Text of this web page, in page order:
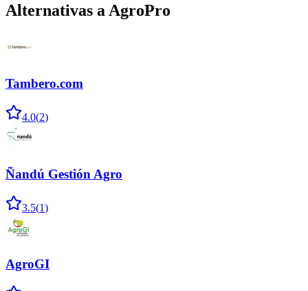
Alternativas a AgroPro
Tambero.com
4.0(2)
Ñandú Gestión Agro
3.5(1)
AgroGI